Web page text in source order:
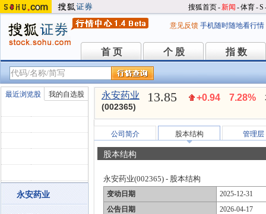
搜狐首页-新闻 -体育-S
意见反馈 手机随时随地看行情
首 页
首 页 个 股
个 股 指 数
指 数
最近浏览股 我的自选股
永安药业
永安药业
(002365)
13.85 +0.94 7.28%
公司简介 股本结构 管理层
股本结构
永安药业(002365) - 股本结构
变动日期
2025-12-31
公告日期
2026-04-17